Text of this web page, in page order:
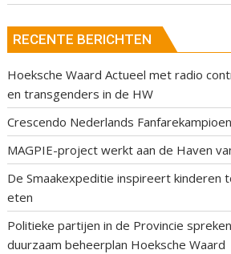
RECENTE BERICHTEN
Hoeksche Waard Actueel met radio
en transgenders in de HW
Crescendo Nederlands Fanfarekampioen
MAGPIE-project werkt aan de Haven
De Smaakexpeditie inspireert kinderen
eten
Politieke partijen in de Provincie
duurzaam beheerplan Hoeksche Waard